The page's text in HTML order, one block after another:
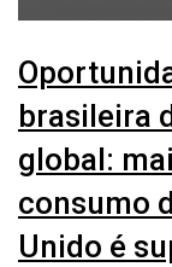
brasileira
global:
consumo
Unido é